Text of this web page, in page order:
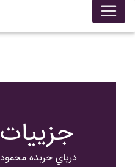
درياي حربده